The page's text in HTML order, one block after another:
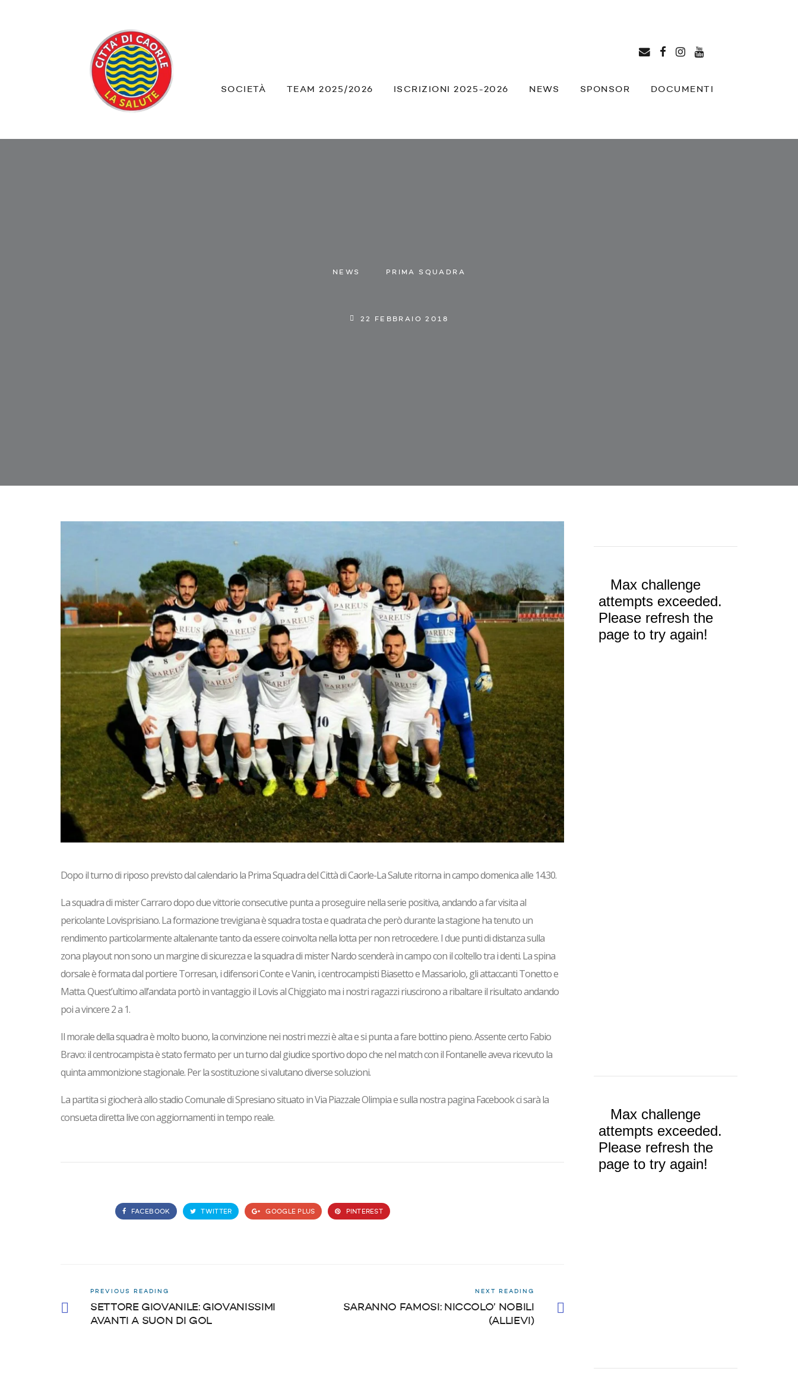
SOCIETÀ TEAM 2025/2026 ISCRIZIONI 2025-2026 NEWS SPONSOR DOCUMENTI
NEWS PRIMA SQUADRA
22 FEBBRAIO 2018
Dopo il turno di riposo previsto dal calendario la Prima Squadra del Città di Caorle-La Salute ritorna in campo domenica alle 14.30.
La squadra di mister Carraro dopo due vittorie consecutive punta a proseguire nella serie positiva, andando a far visita al
pericolante Lovisprisiano. La formazione trevigiana è squadra tosta e quadrata che però durante la stagione ha tenuto un
rendimento particolarmente altalenante tanto da essere coinvolta nella lotta per non retrocedere. I due punti di distanza sulla
zona playout non sono un margine di sicurezza e la squadra di mister Nardo scenderà in campo con il coltello tra i denti. La spina
dorsale è formata dal portiere Torresan, i difensori Conte e Vanin, i centrocampisti Biasetto e Massariolo, gli attaccanti Tonetto e
Matta. Quest’ultimo all’andata portò in vantaggio il Lovis al Chiggiato ma i nostri ragazzi riuscirono a ribaltare il risultato andando
poi a vincere 2 a 1.
Il morale della squadra è molto buono, la convinzione nei nostri mezzi è alta e si punta a fare bottino pieno. Assente certo Fabio
Bravo: il centrocampista è stato fermato per un turno dal giudice sportivo dopo che nel match con il Fontanelle aveva ricevuto la
quinta ammonizione stagionale. Per la sostituzione si valutano diverse soluzioni.
La partita si giocherà allo stadio Comunale di Spresiano situato in Via Piazzale Olimpia e sulla nostra pagina Facebook ci sarà la
consueta diretta live con aggiornamenti in tempo reale.
FACEBOOK TWITTER GOOGLE PLUS PINTEREST
PREVIOUS READING
SETTORE GIOVANILE: GIOVANISSIMI
AVANTI A SUON DI GOL
NEXT READING
SARANNO FAMOSI: NICCOLO’ NOBILI
(ALLIEVI)